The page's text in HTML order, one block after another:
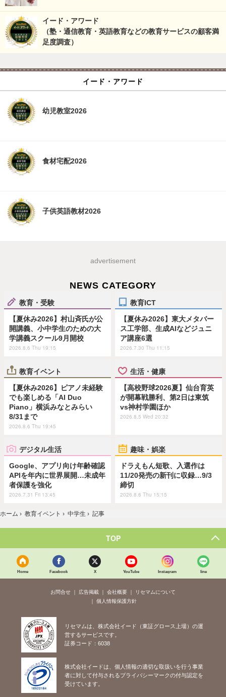
イード・アワード
（塾・通信教育・英語教育などの教育サービスの顧客満
足度調査）
イード・アワード
幼児教室2026
食材宅配2026
子供英語教材2026
advertisement
NEWS CATEGORY
教育・受験
【夏休み2026】村山斉氏が公
開講義、小中学生のための大
学講義スクール9月開校
2026.8.6 Thu 19:15
教育ICT
【夏休み2026】東大メタバー
ス工学部、生成AIなどジュニ
ア講座6選
2026.7.30 Thu 11:15
教育イベント
【夏休み2026】ピアノ未経験
でも楽しめる「AI Duo
Piano」横浜みなとみらい
8/31まで
2026.8.6 Thu 19:45
生活・健康
【高校野球2026夏】仙台育英
が開幕戦勝利、第2日は東筑
vs神村学園ほか
2026.8.5 Wed 20:32
デジタル生活
Google、アプリ向け年齢確認
APIを年内に世界展開…未成年
者保護を強化
2026.7.31 Fri 13:45
趣味・娯楽
ドラえもん短歌、入選作は
11/20発売の新刊に収録…9/3
締切
2026.8.6 Thu 15:15
ホーム › 教育イベント › 中学生 › 記事
TOP
Home Facebook X YouTube Instagram line
お問合せ 広告掲載 会社概要
リセマムについて
個人情報保護方針
リセマムは、株式会社イード（東証グロース上場）の運
営するサービスです。
証券コード：6038
株式会社イードは、個人情報の適切な取扱いを行う事業
者に対して付与されるプライバシーマークの付与認定を
受けています。